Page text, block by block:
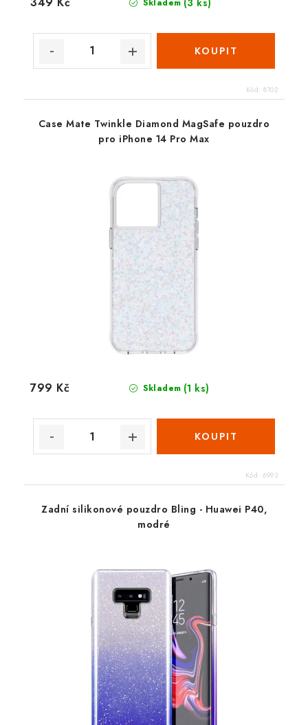
Skladem
Kód: 8102
Case Mate Twinkle Diamond MagSafe pouzdro
pro iPhone 14 Pro Max
Skladem (1 ks)
799 Kč
Kód: 6993
Zadní silikonové pouzdro Bling - Huawei P40,
modré